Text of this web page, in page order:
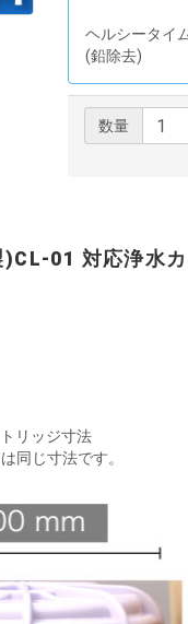
ヘルシータイ
(鉛除去)
数量
01 対応浄水
リッジ寸法
同じ寸法です。